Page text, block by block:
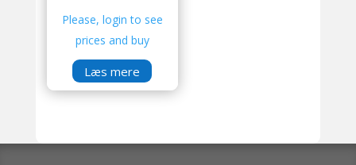
Please, login to see
prices and buy
Læs mere